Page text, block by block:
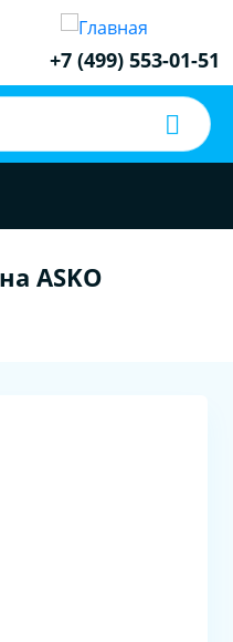
+7 (499) 553-01-51
ASKO